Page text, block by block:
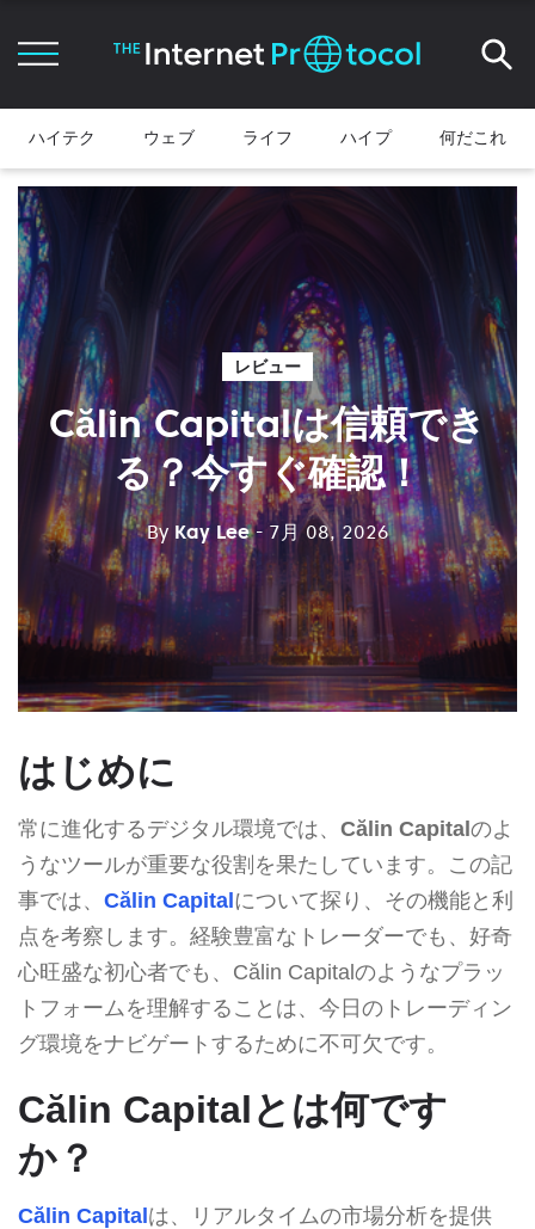
ハイテク ウェブ ライフ ハイプ 何だこれ
レビュー
Călin Capitalは信頼でき
る？今すぐ確認！
By Kay Lee - 7月 08, 2026
はじめに
常に進化するデジタル環境では、 Călin Capitalのよ
うなツールが重要な役割を果たしています。この記
事では、 Călin Capitalについて探り、その機能と利
点を考察します。経験豊富なトレーダーでも、好奇
心旺盛な初心者でも、Călin Capitalのようなプラッ
トフォームを理解することは、今日のトレーディン
グ環境をナビゲートするために不可欠です。
Călin Capitalとは何です
か？
Călin Capitalは、リアルタイムの市場分析を提供